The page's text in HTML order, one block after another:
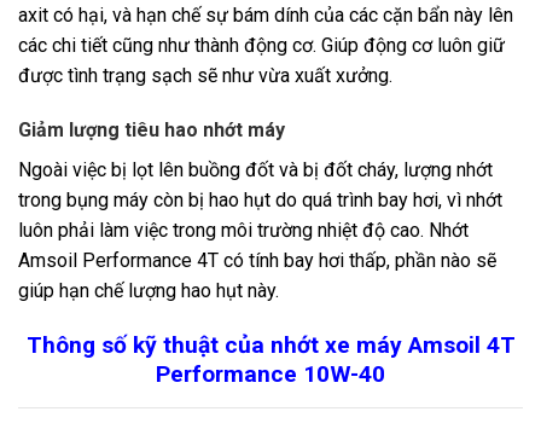
axit có hại, và hạn chế sự bám dính của các cặn bẩn này lên
các chi tiết cũng như thành động cơ. Giúp động cơ luôn giữ
được tình trạng sạch sẽ như vừa xuất xưởng.
Giảm lượng tiêu hao nhớt máy
Ngoài việc bị lọt lên buồng đốt và bị đốt cháy, lượng nhớt
trong bụng máy còn bị hao hụt do quá trình bay hơi, vì nhớt
luôn phải làm việc trong môi trường nhiệt độ cao. Nhớt
Amsoil Performance 4T có tính bay hơi thấp, phần nào sẽ
giúp hạn chế lượng hao hụt này.
Thông số kỹ thuật của nhớt xe máy Amsoil 4T
Performance 10W-40